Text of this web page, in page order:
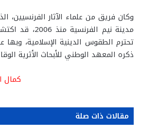
وكان فريق من علماء الآثار الفرنسيين،
مدينة نيم
تحترم الطقوس الدينية الإسلامية،
ذكره المعهد الوطني للأبحاث الأثرية
كمال
مقالات ذات صلة